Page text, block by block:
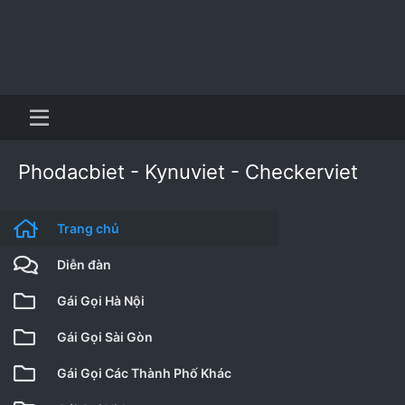
Phodacbiet - Kynuviet - Checkerviet
Trang chủ
Diễn đàn
Gái Gọi Hà Nội
Gái Gọi Sài Gòn
Gái Gọi Các Thành Phố Khác